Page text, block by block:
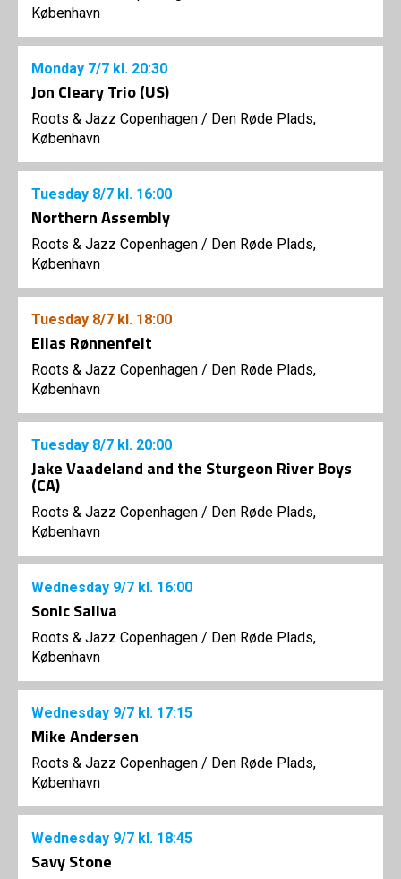
København
Monday 7/7 kl. 20:30
Jon Cleary Trio (US)
Roots & Jazz Copenhagen / Den Røde Plads,
København
Tuesday 8/7 kl. 16:00
Northern Assembly
Roots & Jazz Copenhagen / Den Røde Plads,
København
Tuesday 8/7 kl. 18:00
Elias Rønnenfelt
Roots & Jazz Copenhagen / Den Røde Plads,
København
Tuesday 8/7 kl. 20:00
Jake Vaadeland and the Sturgeon River Boys
(CA)
Roots & Jazz Copenhagen / Den Røde Plads,
København
Wednesday 9/7 kl. 16:00
Sonic Saliva
Roots & Jazz Copenhagen / Den Røde Plads,
København
Wednesday 9/7 kl. 17:15
Mike Andersen
Roots & Jazz Copenhagen / Den Røde Plads,
København
Wednesday 9/7 kl. 18:45
Savy Stone